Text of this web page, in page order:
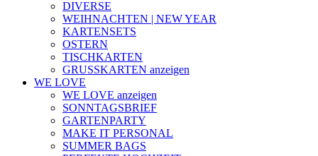
DIVERSE
WEIHNACHTEN | NEW YEAR
KARTENSETS
OSTERN
TISCHKARTEN
GRUSSKARTEN anzeigen
WE LOVE
WE LOVE anzeigen
SONNTAGSBRIEF
GARTENPARTY
MAKE IT PERSONAL
SUMMER BAGS